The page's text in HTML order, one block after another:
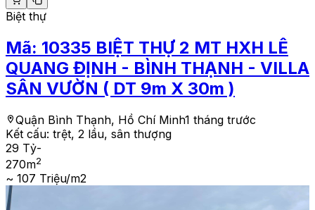
Biệt thự
Mã: 10335 BIỆT THỰ 2 MT HXH LÊ
QUANG ĐỊNH - BÌNH THẠNH - VILLA
SÂN VƯỜN ( DT 9m X 30m )
Quận Bình Thạnh, Hồ Chí Minh1 tháng trước
Kết cấu: trệt, 2 lầu, sân thượng
29 Tỷ-
270m2
~ 107 Triệu/m2